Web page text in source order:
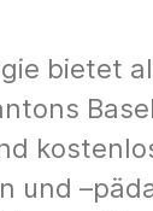
bietet
und